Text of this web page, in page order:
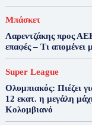
Μπάσκετ
Λαρεντζάκης προς
επαφές – Τι απομένει
Super League
Ολυμπιακός: Πιέζει
12 εκατ. η μεγάλη
Κολομβιανό